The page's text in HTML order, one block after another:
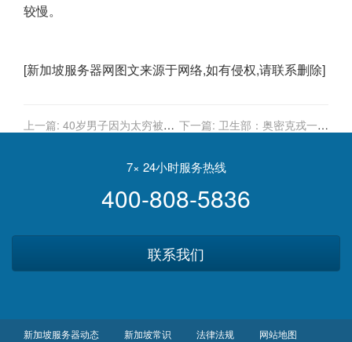
较慢。
[新加坡服务器网图文来源于网络,如有侵权,请联系删除]
上一篇: 40岁男子因为太穷被
下一篇: 卫生部：奥密克戎一定
7× 24小时服务热线
400-808-5836
联系我们
新加坡服务器动态 新加坡常识 法律法规 网站地图